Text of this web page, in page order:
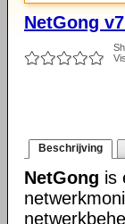
NetGong
Beschrijving
NetGong is